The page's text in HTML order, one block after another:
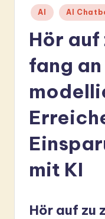
A
m
Posted
in
AI AI
Hör auf
fang an
mit KI
Hör auf zu